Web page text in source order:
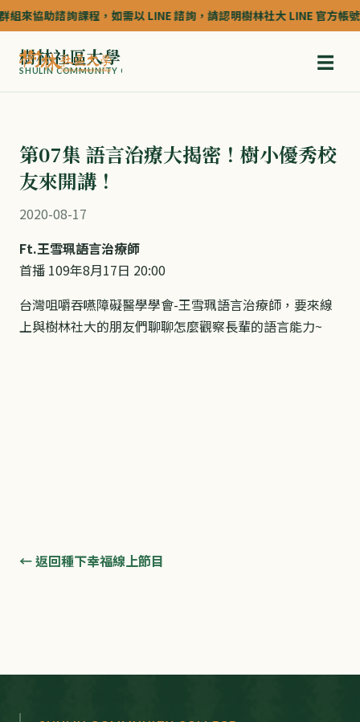
來協助諮詢課程，如需以 LINE 諮詢，請認明樹林社大 LINE 官方帳
樹林社區大學
SHULIN COMMUNITY COLLEGE ☰
第07集 語言治療大揭密！樹小優秀校
友來開講！
2020-08-17
Ft.王雪珮語言治療師
首播 109年8月17日 20:00
台灣咀嚼吞嚥障礙醫學學會-王雪珮語言治療師，要來線
上與樹林社大的朋友們聊聊怎麼觀察長輩的語言能力~
← 返回種下幸福線上節目